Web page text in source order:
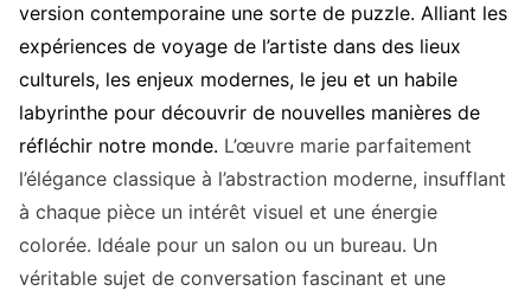
version contemporaine une sorte de puzzle. Alliant les
expériences de voyage de l’artiste dans des lieux
culturels, les enjeux modernes, le jeu et un habile
labyrinthe pour découvrir de nouvelles manières de
réfléchir notre monde. L’œuvre marie parfaitement
l’élégance classique à l’abstraction moderne, insufflant
à chaque pièce un intérêt visuel et une énergie
colorée. Idéale pour un salon ou un bureau. Un
véritable sujet de conversation fascinant et une